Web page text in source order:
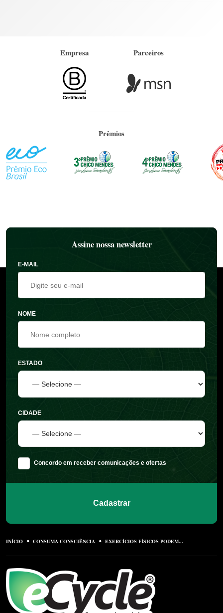
Empresa Parceiros
Prêmios
Assine nossa newsletter
E-MAIL
NOME
ESTADO
CIDADE
Concordo em receber comunicações e ofertas
Cadastrar
INÍCIO CONSUMA CONSCIÊNCIA EXERCÍCIOS FÍSICOS PODEM...